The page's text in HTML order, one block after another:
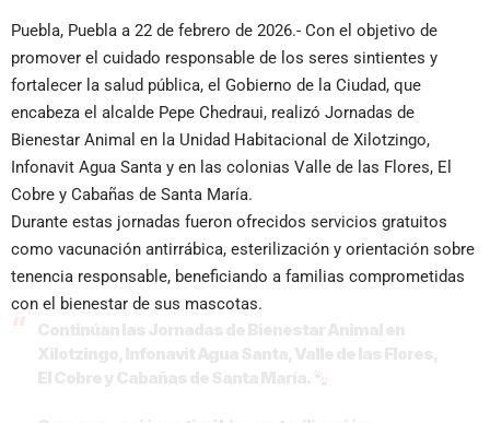
Puebla, Puebla a 22 de febrero de 2026.- Con el objetivo de
promover el cuidado responsable de los seres sintientes y
fortalecer la salud pública, el Gobierno de la Ciudad, que
encabeza el alcalde Pepe Chedraui, realizó Jornadas de
Bienestar Animal en la Unidad Habitacional de Xilotzingo,
Infonavit Agua Santa y en las colonias Valle de las Flores, El
Cobre y Cabañas de Santa María.
Durante estas jornadas fueron ofrecidos servicios gratuitos
como vacunación antirrábica, esterilización y orientación sobre
tenencia responsable, beneficiando a familias comprometidas
con el bienestar de sus mascotas.